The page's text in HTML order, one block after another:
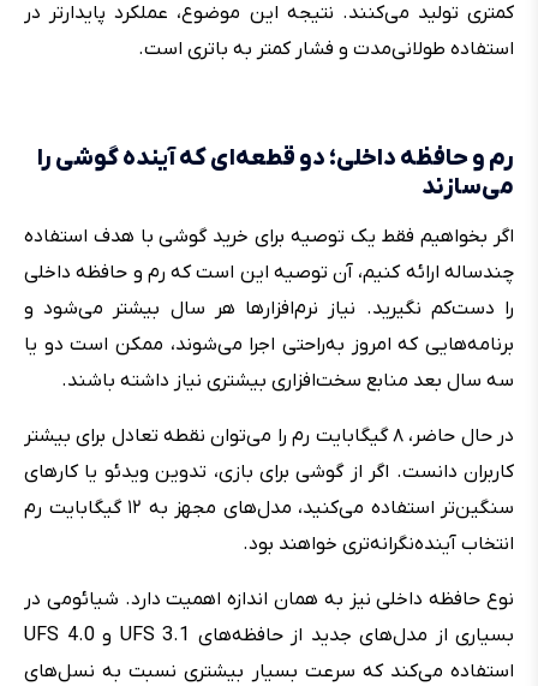
کمتری تولید می‌کنند. نتیجه این موضوع، عملکرد پایدارتر در
استفاده طولانی‌مدت و فشار کمتر به باتری است.
رم و حافظه داخلی؛ دو قطعه‌ای که آینده گوشی را
می‌سازند
اگر بخواهیم فقط یک توصیه برای خرید گوشی با هدف استفاده
چندساله ارائه کنیم، آن توصیه این است که رم و حافظه داخلی
را دست‌کم نگیرید. نیاز نرم‌افزارها هر سال بیشتر می‌شود و
برنامه‌هایی که امروز به‌راحتی اجرا می‌شوند، ممکن است دو یا
سه سال بعد منابع سخت‌افزاری بیشتری نیاز داشته باشند.
در حال حاضر، ۸ گیگابایت رم را می‌توان نقطه تعادل برای بیشتر
کاربران دانست. اگر از گوشی برای بازی، تدوین ویدئو یا کارهای
سنگین‌تر استفاده می‌کنید، مدل‌های مجهز به ۱۲ گیگابایت رم
انتخاب آینده‌نگرانه‌تری خواهند بود.
نوع حافظه داخلی نیز به همان اندازه اهمیت دارد. شیائومی در
بسیاری از مدل‌های جدید از حافظه‌های UFS 3.1 و UFS 4.0
استفاده می‌کند که سرعت بسیار بیشتری نسبت به نسل‌های